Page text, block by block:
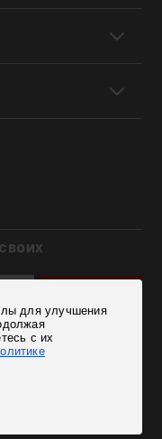
данных
для улучшения
с их